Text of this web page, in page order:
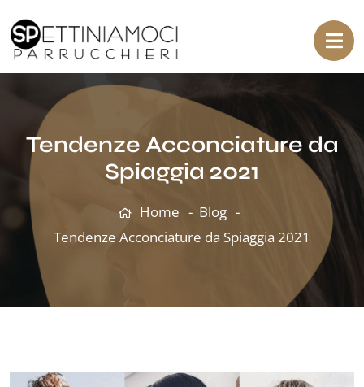
Tendenze Acconciature da
Spiaggia 2021
Home
Blog
Tendenze Acconciature da Spiaggia 2021